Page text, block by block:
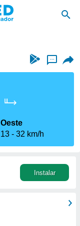
...
Oeste
13
32 km/h
Instalar